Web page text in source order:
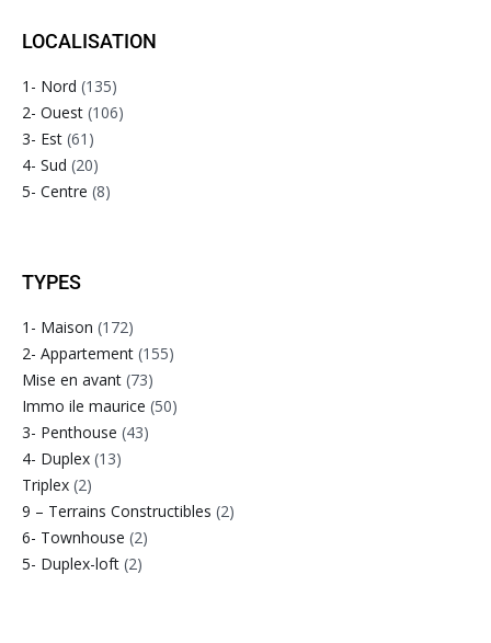
LOCALISATION
1- Nord (135)
2- Ouest (106)
3- Est (61)
4- Sud (20)
5- Centre (8)
TYPES
1- Maison (172)
2- Appartement (155)
Mise en avant (73)
Immo ile maurice (50)
3- Penthouse (43)
4- Duplex (13)
Triplex (2)
9 – Terrains Constructibles (2)
6- Townhouse (2)
5- Duplex-loft (2)